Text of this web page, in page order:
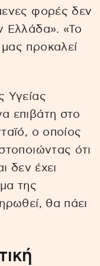
φορές δεν
Ελλάδα». «Το
προκαλεί
Υγείας
επιβάτη στο
ο οποίος
ότι
δεν έχει
της
θα πάει